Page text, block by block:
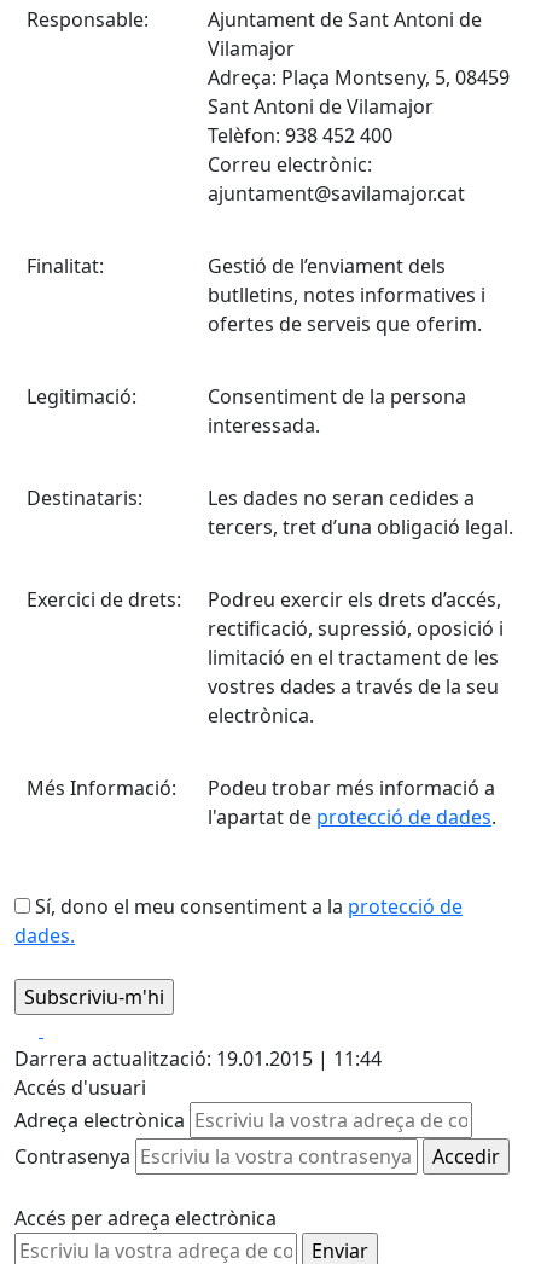
Responsable:
Ajuntament de Sant Antoni de
Vilamajor
Adreça: Plaça Montseny, 5, 08459
Sant Antoni de Vilamajor
Telèfon: 938 452 400
Correu electrònic:
ajuntament@savilamajor.cat
Finalitat:
Gestió de l’enviament dels
butlletins, notes informatives i
ofertes de serveis que oferim.
Legitimació:
Consentiment de la persona
interessada.
Destinataris:
Les dades no seran cedides a
tercers, tret d’una obligació legal.
Exercici de drets:
Podreu exercir els drets d’accés,
rectificació, supressió, oposició i
limitació en el tractament de les
vostres dades a través de la seu
electrònica.
Més Informació:
Podeu trobar més informació a
l'apartat de protecció de dades.
Sí, dono el meu consentiment a la protecció de
dades.
Darrera actualització: 19.01.2015 | 11:44
Accés d'usuari
Adreça electrònica
Contrasenya
Accés per adreça electrònica